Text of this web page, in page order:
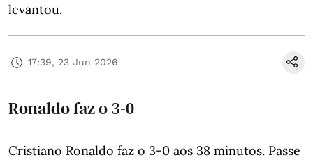
levantou.
17:39, 23 Jun 2026
Ronaldo faz o 3-0
Cristiano Ronaldo faz o 3-0 aos 38 minutos. Passe